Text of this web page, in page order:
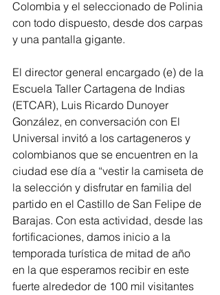
Colombia y el seleccionado de Polinia
con todo dispuesto, desde dos carpas
y una pantalla gigante.
El director general encargado (e) de la
Escuela Taller Cartagena de Indias
(ETCAR), Luis Ricardo Dunoyer
González, en conversación con El
Universal invitó a los cartageneros y
colombianos que se encuentren en la
ciudad ese día a “vestir la camiseta de
la selección y disfrutar en familia del
partido en el Castillo de San Felipe de
Barajas. Con esta actividad, desde las
fortificaciones, damos inicio a la
temporada turística de mitad de año
en la que esperamos recibir en este
fuerte alrededor de 100 mil visitantes